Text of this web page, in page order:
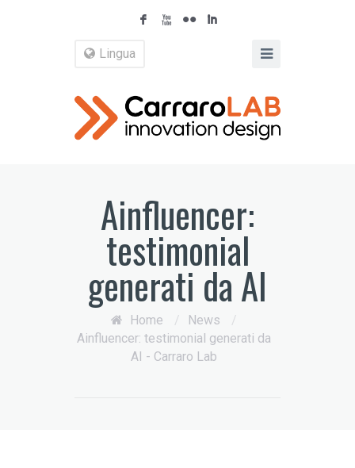
F X N I
Lingua
Ainfluencer:
testimonial
generati da AI
Home / News
/
Ainfluencer: testimonial generati da
AI - Carraro Lab